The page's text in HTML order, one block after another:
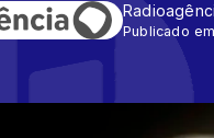
Publicado